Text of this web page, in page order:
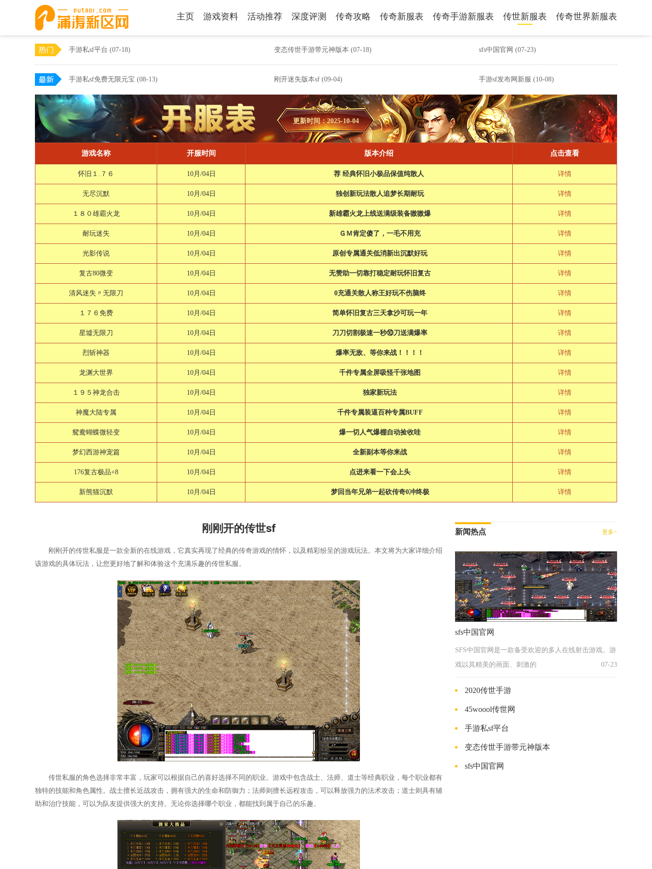
主页 游戏资料 活动推荐 深度评测 传奇攻略 传奇新服表 传奇手游新服表 传世新服表 传奇世界新服表
手游私sf平台 (07-18) 变态传世手游带元神版本 (07-18) sfs中国官网 (07-23)
手游私sf免费无限元宝 (08-13) 刚开迷失版本sf (09-04) 手游sf发布网新服 (10-08)
更新时间：2025-10-04
游戏名称 开服时间 版本介绍 点击查看
怀旧１.７６ 10月/04日 荐 经典怀旧小极品保值纯散人 详情
无尽沉默 10月/04日 独创新玩法散人追梦长期耐玩 详情
１８０雄霸火龙 10月/04日 新雄霸火龙上线送满级装备嗷嗷爆 详情
耐玩迷失 10月/04日 ＧＭ肯定傻了，一毛不用充 详情
光影传说 10月/04日 原创专属通关低消新出沉默好玩 详情
复古80微变 10月/04日 无赞助一切靠打稳定耐玩怀旧复古 详情
清风迷失〃无限刀 10月/04日 0充通关散人称王好玩不伤脑终 详情
１７６免费 10月/04日 简单怀旧复古三天拿沙可玩一年 详情
星墟无限刀 10月/04日 刀刀切割极速一秒⑩刀送满爆率 详情
烈斩神器 10月/04日 爆率无敌、等你来战！！！！ 详情
龙渊大世界 10月/04日 千件专属全屏吸怪千张地图 详情
１９５神龙合击 10月/04日 独家新玩法 详情
神魔大陆专属 10月/04日 千件专属装逼百种专属BUFF 详情
鸳鸯蝴蝶微轻变 10月/04日 爆一切人气爆棚自动捡收哇 详情
梦幻西游神宠篇 10月/04日 全新副本等你来战 详情
176复古极品+8 10月/04日 点进来看一下会上头 详情
新熊猫沉默 10月/04日 梦回当年兄弟一起砍传奇0冲终极 详情
刚刚开的传世sf
刚刚开的传世私服是一款全新的在线游戏，它真实再现了经典的传奇游戏的情怀，以及精彩纷呈的游戏玩法。本文将为大家详细介绍
该游戏的具体玩法，让您更好地了解和体验这个充满乐趣的传世私服。
传世私服的角色选择非常丰富，玩家可以根据自己的喜好选择不同的职业。游戏中包含战士、法师、道士等经典职业，每个职业都有
独特的技能和角色属性。战士擅长近战攻击，拥有强大的生命和防御力；法师则擅长远程攻击，可以释放强力的法术攻击；道士则具有辅
助和治疗技能，可以为队友提供强大的支持。无论你选择哪个职业，都能找到属于自己的乐趣。
新闻热点 更多>
sfs中国官网
SFS中国官网是一款备受欢迎的多人在线射击游戏。游
戏以其精美的画面、刺激的
07-23
2020传世手游
45woool传世网
手游私sf平台
变态传世手游带元神版本
sfs中国官网